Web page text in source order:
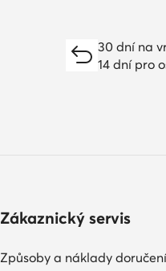
30 dní na
14 dní pro
Zákaznický servis
Způsoby a náklady doručení